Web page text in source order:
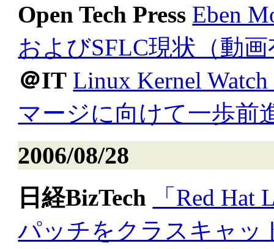
Open Tech Press Eben
およびSFLC現状（動
＠IT Linux Kernel
マージに向けて一歩前
2006/08/28
日経BizTech
「Red
パッチをクラスキャッ